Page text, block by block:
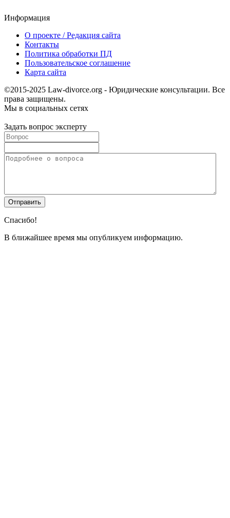
Информация
О проекте / Редакция сайта
Контакты
Политика обработки ПД
Пользовательское соглашение
Карта сайта
©2015-2025 Law-divorce.org - Юридические консультации. Все
права защищены.
Мы в социальных сетях
Задать вопрос эксперту
Спасибо!
В ближайшее время мы опубликуем информацию.